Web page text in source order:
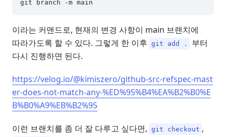
이라는 커맨드로, 현재의 변경 사항이 main 브랜치에
따라가도록 할 수 있다. 그렇게 한 이후 git add .
부터
다시 진행하면 된다.
https://velog.io/@kimiszero/github-src-refspec-mast
er-does-not-match-any-%ED%95%B4%EA%B2%B0%E
B%B0%A9%EB%B2%95
이런 브랜치를 좀 더 잘 다루고 싶다면, git checkout ,